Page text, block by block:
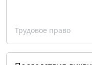
Трудовое право